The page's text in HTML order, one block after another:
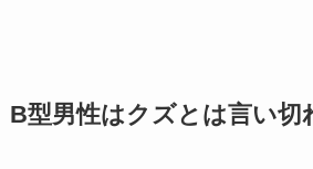
B型男性はクズとは言い切